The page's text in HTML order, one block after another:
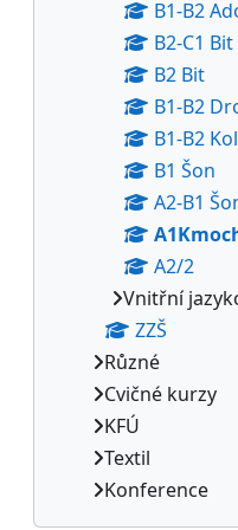
B1-B2
B2-C1 Bit
B2 Bit
B1-B2
B1-B2 Kol
B1 Šon
A2-B1
A2/2
Vnitřní
ZZŠ
Různé
Cvičné kurzy
KFÚ
Textil
Konference